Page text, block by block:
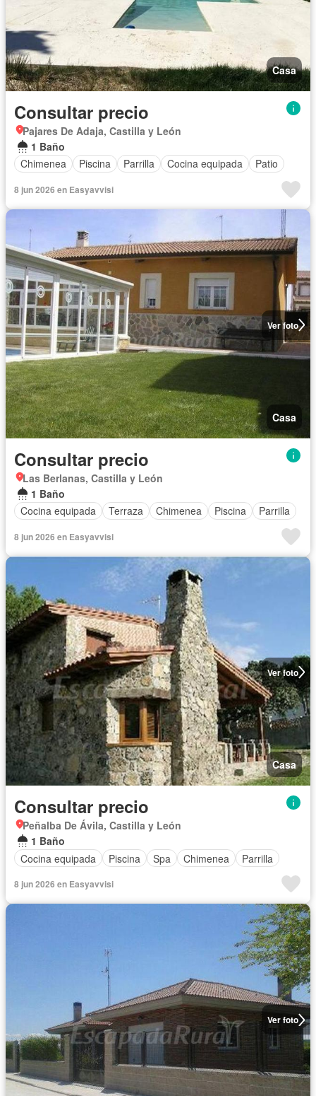
Casa
Consultar precio
Pajares De Adaja, Castilla y León
1 Baño
Chimenea
Piscina Parrilla Cocina equipada Patio
8 jun 2026 en Easyavvisi
Ver foto
Casa
Consultar precio
Las Berlanas, Castilla y León
1 Baño
Cocina equipada
Terraza Chimenea Piscina Parrilla
8 jun 2026 en Easyavvisi
Ver foto
Casa
Consultar precio
Peñalba De Ávila, Castilla y León
1 Baño
Cocina equipada
Piscina Spa Chimenea Parrilla
8 jun 2026 en Easyavvisi
Ver foto